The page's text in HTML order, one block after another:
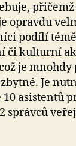
opravdu
podílí
či kulturní
je
Je
asistentů
správců